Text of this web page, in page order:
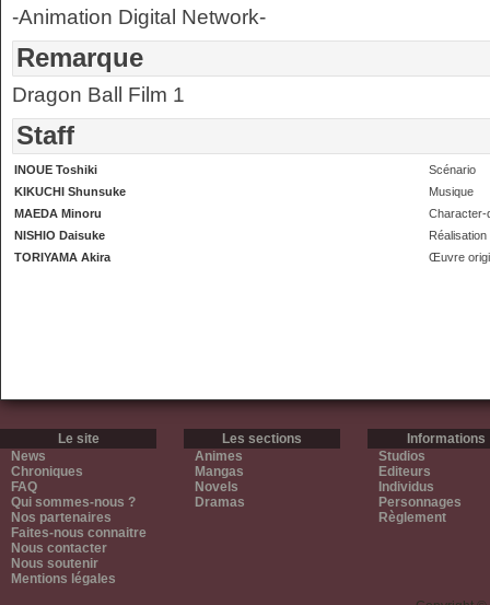
-Animation Digital Network-
Remarque
Dragon Ball Film 1
Staff
INOUE Toshiki
Scénario
KIKUCHI Shunsuke
Musique
MAEDA Minoru
Character-
NISHIO Daisuke
Réalisation
TORIYAMA Akira
Œuvre
Le site
News
Chroniques
FAQ
Qui sommes-nous ?
Nos partenaires
Faites-nous connaitre
Nous contacter
Nous soutenir
Mentions légales
Les sections
Animes
Mangas
Novels
Dramas
Informations
Studios
Editeurs
Individus
Personnages
Règlement